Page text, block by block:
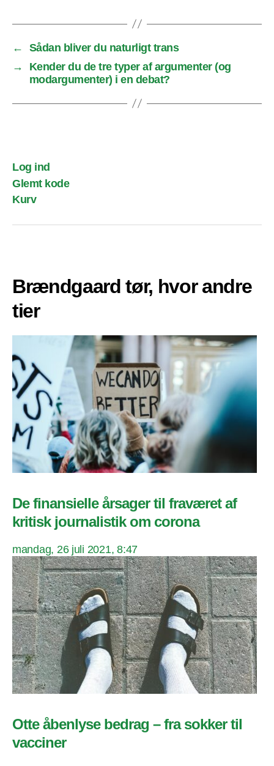
←
Sådan bliver du naturligt trans
→
Kender du de tre typer af argumenter (og
modargumenter) i en debat?
Log ind
Glemt kode
Kurv
Brændgaard tør, hvor andre
tier
De finansielle årsager til fraværet af
kritisk journalistik om corona
mandag, 26 juli 2021, 8:47
Otte åbenlyse bedrag – fra sokker til
vacciner